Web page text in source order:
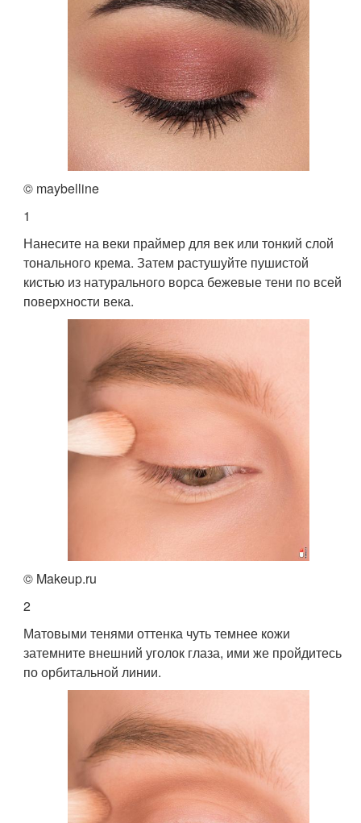
© maybelline
1
Нанесите на веки праймер для век или тонкий слой
тонального крема. Затем растушуйте пушистой
кистью из натурального ворса бежевые тени по всей
поверхности века.
© Makeup.ru
2
Матовыми тенями оттенка чуть темнее кожи
затемните внешний уголок глаза, ими же пройдитесь
по орбитальной линии.